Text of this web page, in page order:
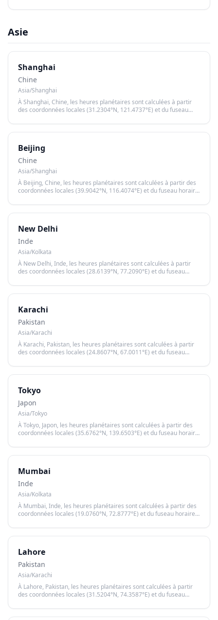
coucher du soleil.
Asie
Shanghai
Chine
Asia/Shanghai
À Shanghai, Chine, les heures planétaires sont calculées à partir
des coordonnées locales (31.2304°N, 121.4737°E) et du fuseau
lever et le coucher du soleil.
Beijing
Chine
Asia/Shanghai
À Beijing, Chine, les heures planétaires sont calculées à partir des
coordonnées locales (39.9042°N, 116.4074°E) et du fuseau horaire
coucher du soleil.
New Delhi
Inde
Asia/Kolkata
À New Delhi, Inde, les heures planétaires sont calculées à partir
des coordonnées locales (28.6139°N, 77.2090°E) et du fuseau
et le coucher du soleil.
Karachi
Pakistan
Asia/Karachi
À Karachi, Pakistan, les heures planétaires sont calculées à partir
des coordonnées locales (24.8607°N, 67.0011°E) et du fuseau
et le coucher du soleil.
Tokyo
Japon
Asia/Tokyo
À Tokyo, Japon, les heures planétaires sont calculées à partir des
coordonnées locales (35.6762°N, 139.6503°E) et du fuseau horaire
coucher du soleil.
Mumbai
Inde
Asia/Kolkata
À Mumbai, Inde, les heures planétaires sont calculées à partir des
coordonnées locales (19.0760°N, 72.8777°E) et du fuseau horaire
coucher du soleil.
Lahore
Pakistan
Asia/Karachi
À Lahore, Pakistan, les heures planétaires sont calculées à partir
des coordonnées locales (31.5204°N, 74.3587°E) et du fuseau
et le coucher du soleil.